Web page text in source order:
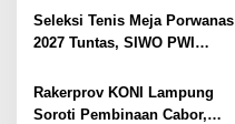
Layanan Nomor Tunggal 112
Seleksi Tenis Meja Porwanas
2027 Tuntas, SIWO PWI
Terbaik Bidik Medali Emas
Rakerprov KONI Lampung
Soroti Pembinaan Cabor,